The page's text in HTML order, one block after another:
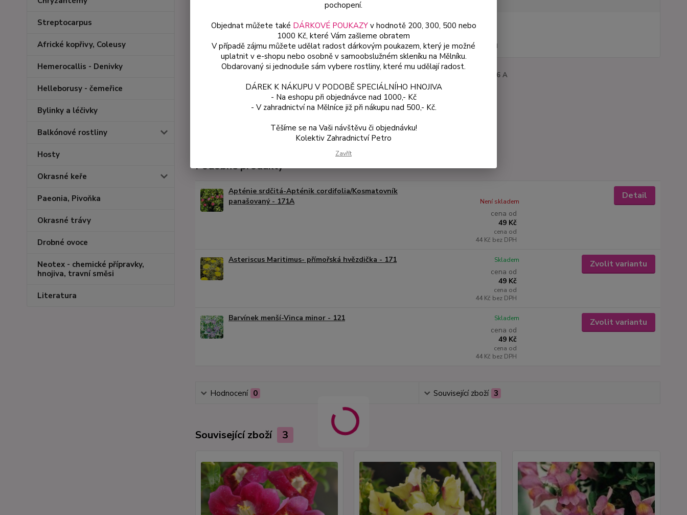
Streptocarpus
Africké kopřivy, Coleusy
Hemerocallis - Denivky
Helleborusy - čemeřice
Bylinky a léčivky
Balkónové rostliny
Hosty
Okrasné keře
Paeonia, Pivoňka
Okrasné trávy
Drobné ovoce
Neotex - chemické přípravky,
hnojiva, travní směsi
Literatura
cena od
od44 Kč bez DPH
3106 A
Podobné produkty
Apténie srdčitá-Apténik cordifolia/Kosmatovník
panašovaný - 171A
cena od
49 Kč
cena od
44 Kč bez DPH
Není skladem
Detail
Asteriscus Maritimus- přímořská hvězdička - 171
cena od
49 Kč
cena od
44 Kč bez DPH
Skladem Zvolit variantu
Barvínek menší-Vinca minor - 121
cena od
49 Kč
cena od
44 Kč bez DPH
Skladem Zvolit variantu
Hodnocení 0 Související zboží 3
Související zboží 3
pochopení.
Objednat můžete také DÁRKOVÉ POUKAZYv hodnotě 200, 300, 500 nebo
1000 Kč, které Vám zašleme obratem
V případě zájmu můžete udělat radost dárkovým poukazem, který je možné
uplatnit v e-shopu nebo osobně v samoobslužném skleníku na Mělníku.
Obdarovaný si jednoduše sám vybere rostliny, které mu udělají radost.
DÁREK K NÁKUPU V PODOBĚ SPECIÁLNÍHO HNOJIVA
- Na eshopu při objednávce nad 1000,- Kč
- V zahradnictví na Mělníce již při nákupu nad 500,- Kč.
Těšíme se na Vaši návštěvu či objednávku!
Kolektiv Zahradnictví Petro
Zavřít